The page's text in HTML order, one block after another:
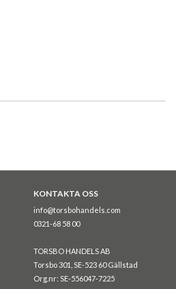
KONTAKTA OSS
info@torsbohandels.com
0321-68 58 00
TORSBO HANDELS AB
Torsbo 301, SE-523 60 Gällstad
Org.nr: SE-556047-7225